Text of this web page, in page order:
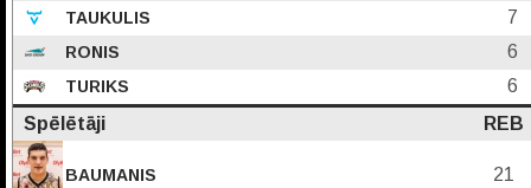
TAUKULIS 7
RONIS 6
TURIKS
6
Spēlētāji
REB
BAUMANIS 21